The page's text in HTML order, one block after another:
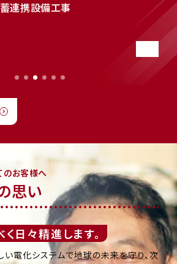
思い
日々精進します。
い電化システムで地球の未来を守り、次
によって、社会に貢献すべく日々邁進し